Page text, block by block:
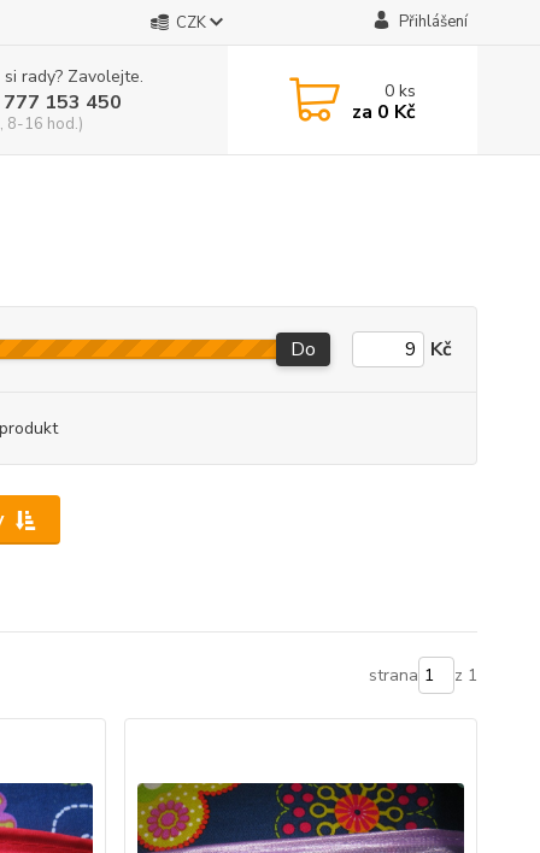
CZK Přihlášení
rady? Zavolejte.
153 450
8-16 hod.)
0ks
za 0 Kč
Do Kč
strana z 1